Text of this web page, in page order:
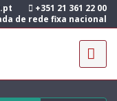
+351 21 361 22 00
de rede fixa nacional